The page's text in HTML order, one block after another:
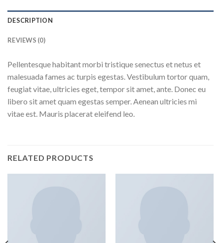
DESCRIPTION
REVIEWS (0)
Pellentesque habitant morbi tristique senectus et netus et
malesuada fames ac turpis egestas. Vestibulum tortor quam,
feugiat vitae, ultricies eget, tempor sit amet, ante. Donec eu
libero sit amet quam egestas semper. Aenean ultricies mi
vitae est. Mauris placerat eleifend leo.
RELATED PRODUCTS